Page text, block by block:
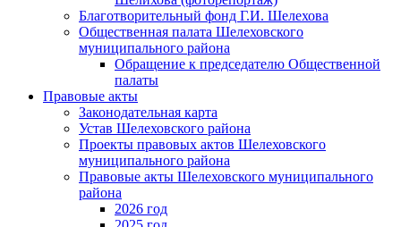
Благотворительный фонд Г.И. Шелехова
Общественная палата Шелеховского
муниципального района
Обращение к председателю Общественной
палаты
Правовые акты
Законодательная карта
Устав Шелеховского района
Проекты правовых актов Шелеховского
муниципального района
Правовые акты Шелеховского муниципального
района
2026 год